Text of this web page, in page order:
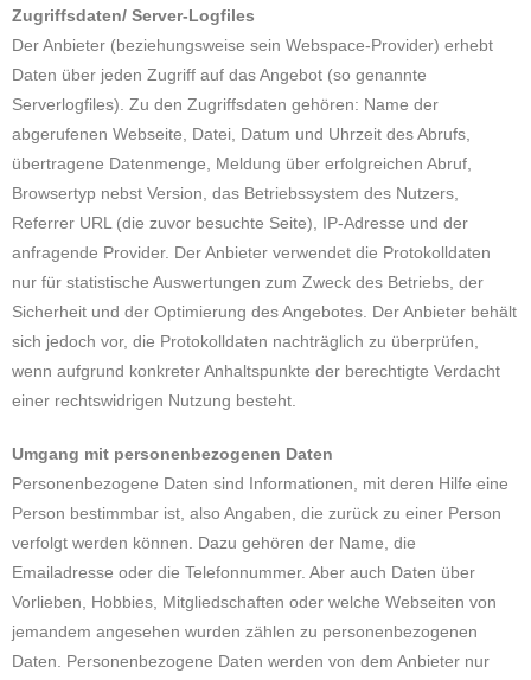
Zugriffsdaten/ Server-Logfiles
Der Anbieter (beziehungsweise sein Webspace-Provider) erhebt
Daten über jeden Zugriff auf das Angebot (so genannte
Serverlogfiles). Zu den Zugriffsdaten gehören: Name der
abgerufenen Webseite, Datei, Datum und Uhrzeit des Abrufs,
übertragene Datenmenge, Meldung über erfolgreichen Abruf,
Browsertyp nebst Version, das Betriebssystem des Nutzers,
Referrer URL (die zuvor besuchte Seite), IP-Adresse und der
anfragende Provider. Der Anbieter verwendet die Protokolldaten
nur für statistische Auswertungen zum Zweck des Betriebs, der
Sicherheit und der Optimierung des Angebotes. Der Anbieter behält
sich jedoch vor, die Protokolldaten nachträglich zu überprüfen,
wenn aufgrund konkreter Anhaltspunkte der berechtigte Verdacht
einer rechtswidrigen Nutzung besteht.
Umgang mit personenbezogenen Daten
Personenbezogene Daten sind Informationen, mit deren Hilfe eine
Person bestimmbar ist, also Angaben, die zurück zu einer Person
verfolgt werden können. Dazu gehören der Name, die
Emailadresse oder die Telefonnummer. Aber auch Daten über
Vorlieben, Hobbies, Mitgliedschaften oder welche Webseiten von
jemandem angesehen wurden zählen zu personenbezogenen
Daten. Personenbezogene Daten werden von dem Anbieter nur